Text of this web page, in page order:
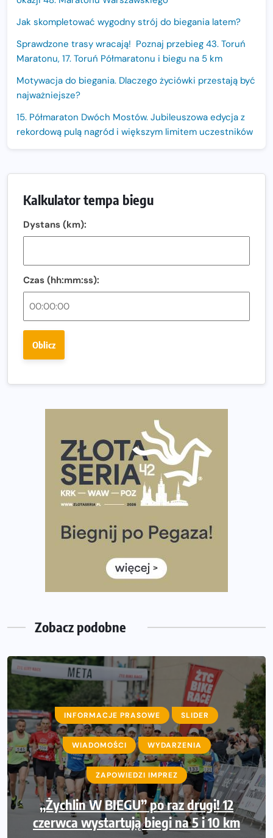
Jak skompletować wygodny strój do biegania latem?
Sprawdzone trasy wracają! Poznaj przebieg 43. Toruń
Maratonu, 17. Toruń Półmaratonu i biegu na 5 km
Motywacja do biegania. Dlaczego życiówki przestają być
najważniejsze?
15. Półmaraton Dwóch Mostów. Jubileuszowa edycja z
rekordową pulą nagród i większym limitem uczestników
Oficjalna koszulka LOTTO 25. Poznań Maratonu!
Amazfit Balance 3: Kompleksowe narzędzie dla biegacza
Regeneracja w bieganiu. Co warto o niej wiedzieć?
Ostatnie wolne miejsca na jubileuszowy Bieg
Fabrykanta. Organizatorzy odkrywają trasę dzień po
wybiera wyzwanie trzech największych maratonów w
Praska 5k Run gospodarzem Mistrzostw Polski
Największy Bieg Powstania Warszawskiego w historii.
Ponad 12 tysięcy uczestników pobiegło dla Bohaterów!
Tętno vs tempo – czym kierować się w bieganiu?
Co ma dużo białka? Produkty, które warto włączyć do
Rozbiegany Olsztyn szykuje się na weekend z
Już w tę sobotę 35. Bieg Powstania Warszawskiego.
Wystartuje rekordowa liczba uczestników
35. Bieg Powstania Warszawskiego – praktyczny
poradnik przed startem
Kalkulator tempa biegu
Dystans (km):
Czas (hh:mm:ss):
Oblicz
Zobacz podobne
INFORMACJE PRASOWE SLIDER
WIADOMOŚCI WYDARZENIA
ZAPOWIEDZI IMPREZ
„Żychlin W BIEGU” po raz drugi! 12
czerwca wystartują biegi na 5 i 10 km